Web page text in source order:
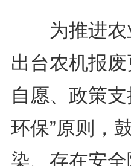
为推进农
出台农机报
自愿、政策
环保”原则，
染、存在安